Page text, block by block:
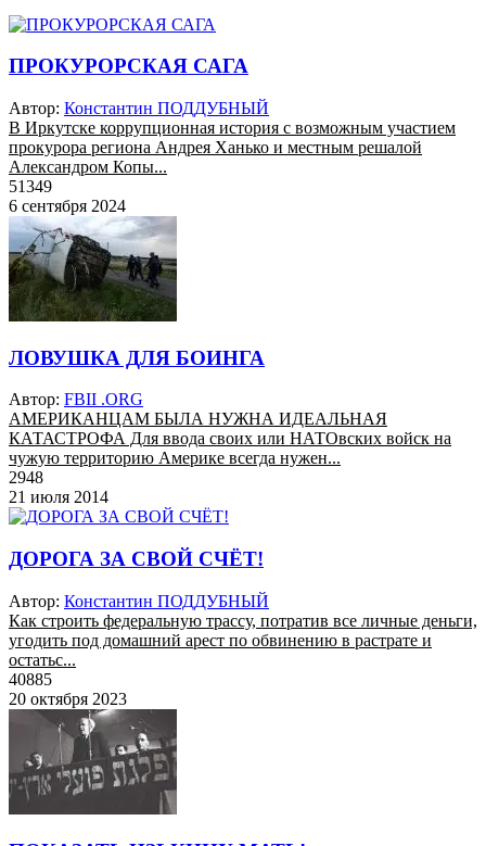
ПРОКУРОРСКАЯ САГА
Автор: Константин ПОДДУБНЫЙ
В Иркутске коррупционная история с возможным участием
прокурора региона Андрея Ханько и местным решалой
Александром Копы...
51349
6 сентября 2024
ЛОВУШКА ДЛЯ БОИНГА
Автор: FBII .ORG
АМЕРИКАНЦАМ БЫЛА НУЖНА ИДЕАЛЬНАЯ
КАТАСТРОФА Для ввода своих или НАТОвских войск на
чужую территорию Америке всегда нужен...
2948
21 июля 2014
ДОРОГА ЗА СВОЙ СЧЁТ!
Автор: Константин ПОДДУБНЫЙ
Как строить федеральную трассу, потратив все личные деньги,
угодить под домашний арест по обвинению в растрате и
остатьс...
40885
20 октября 2023